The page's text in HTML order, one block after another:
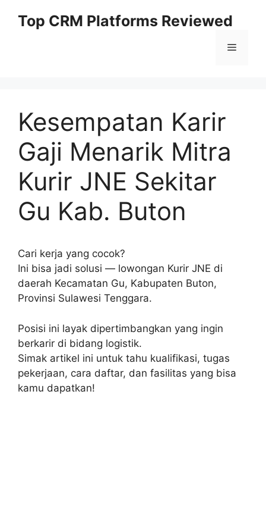
Top CRM Platforms Reviewed
Menu
Kesempatan Karir
Gaji Menarik Mitra
Kurir JNE Sekitar
Gu Kab. Buton
Cari kerja yang cocok?
Ini bisa jadi solusi — lowongan Kurir JNE di
daerah Kecamatan Gu, Kabupaten Buton,
Provinsi Sulawesi Tenggara.
Posisi ini layak dipertimbangkan yang ingin
berkarir di bidang logistik.
Simak artikel ini untuk tahu kualifikasi, tugas
pekerjaan, cara daftar, dan fasilitas yang bisa
kamu dapatkan!